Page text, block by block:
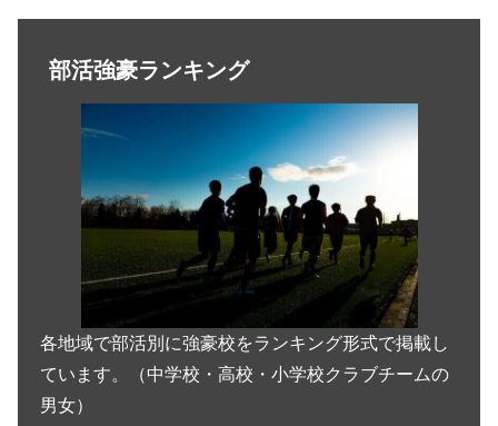
部活強豪ランキング
各地域で部活別に強豪校をランキング形式で掲載し
ています。（中学校・高校・小学校クラブチームの
男女）